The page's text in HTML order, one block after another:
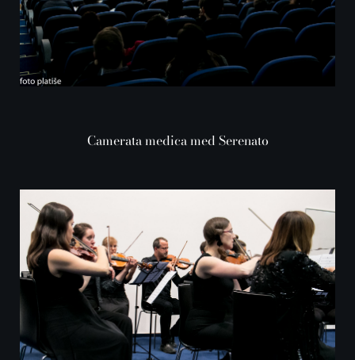
Camerata medica med Serenato